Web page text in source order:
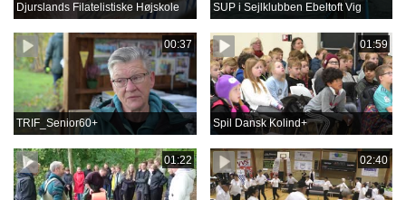
Djurslands Filatelistiske Højskole SUP i Sejlklubben Ebeltoft Vig
00:37
TRIF_Senior60+
01:59
Spil Dansk Kolind+
01:22 02:40